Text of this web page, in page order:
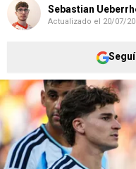
Sebastian
Actualizado el 20/07/